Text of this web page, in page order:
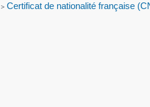
> Certificat de nationalité française